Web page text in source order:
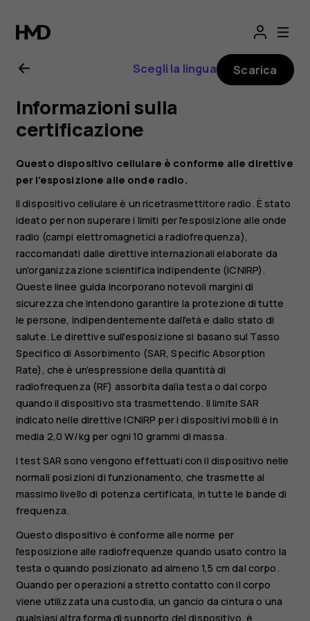
Manuale
d’uso
del
Nokia
4.2
Scegli la lingua Scarica
Informazioni sulla
certificazione
Questo dispositivo cellulare è conforme alle direttive
per l'esposizione alle onde radio.
Il dispositivo cellulare è un ricetrasmettitore radio. È stato
ideato per non superare i limiti per l'esposizione alle onde
radio (campi elettromagnetici a radiofrequenza),
raccomandati dalle direttive internazionali elaborate da
un'organizzazione scientifica indipendente (ICNIRP).
Queste linee guida incorporano notevoli margini di
sicurezza che intendono garantire la protezione di tutte
le persone, indipendentemente dall'età e dallo stato di
salute. Le direttive sull'esposizione si basano sul Tasso
Specifico di Assorbimento (SAR, Specific Absorption
Rate), che è un'espressione della quantità di
radiofrequenza (RF) assorbita dalla testa o dal corpo
quando il dispositivo sta trasmettendo. Il limite SAR
indicato nelle direttive ICNIRP per i dispositivi mobili è in
media 2,0 W/kg per ogni 10 grammi di massa.
I test SAR sono vengono effettuati con il dispositivo nelle
normali posizioni di funzionamento, che trasmette al
massimo livello di potenza certificata, in tutte le bande di
frequenza.
Questo dispositivo è conforme alle norme per
l'esposizione alle radiofrequenze quando usato contro la
testa o quando posizionato ad almeno 1,5 cm dal corpo.
Quando per operazioni a stretto contatto con il corpo
viene utilizzata una custodia, un gancio da cintura o una
qualsiasi altra forma di supporto del dispositivo, è